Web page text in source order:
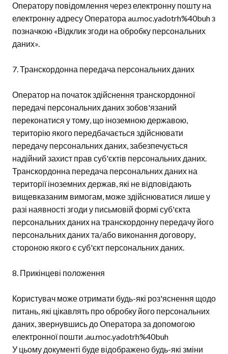
Оператору повідомлення через електронну пошту на
електронну адресу Оператора au.moc.yadotrh%40buh з
позначкою «Відклик згоди на обробку персональних
даних».
7. Транскордонна передача персональних даних
Оператор на початок здійснення транскордонної
передачі персональних даних зобов'язаний
переконатися у тому, що іноземною державою,
територію якого передбачається здійснювати
передачу персональних даних, забезпечується
надійний захист прав суб'єктів персональних даних.
Транскордонна передача персональних даних на
території іноземних держав, які не відповідають
вищевказаним вимогам, може здійснюватися лише у
разі наявності згоди у письмовій формі суб'єкта
персональних даних на транскордонну передачу його
персональних даних та/або виконання договору,
стороною якого є суб'єкт персональних даних.
8. Прикінцеві положення
Користувач може отримати будь-які роз'яснення щодо
питань, які цікавлять про обробку його персональних
даних, звернувшись до Оператора за допомогою
електронної пошти .au.moc.yadotrh%40buh
У цьому документі буде відображено будь-які зміни